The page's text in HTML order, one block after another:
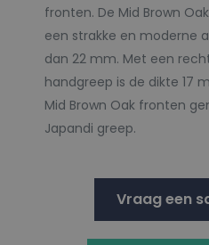
fronten. De Mid Brown
een strakke en moderne
dan 22 mm. Met een
handgreep is de dikte 17
Mid Brown Oak fronten
Japandi greep.
Vraag een